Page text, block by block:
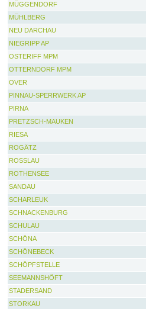
MÜGGENDORF
MÜHLBERG
NEU DARCHAU
NIEGRIPP AP
OSTERIFF MPM
OTTERNDORF MPM
OVER
PINNAU-SPERRWERK AP
PIRNA
PRETZSCH-MAUKEN
RIESA
ROGÄTZ
ROSSLAU
ROTHENSEE
SANDAU
SCHARLEUK
SCHNACKENBURG
SCHULAU
SCHÖNA
SCHÖNEBECK
SCHÖPFSTELLE
SEEMANNSHÖFT
STADERSAND
STORKAU